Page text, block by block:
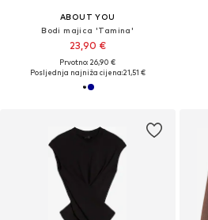
ABOUT YOU
Bodi majica 'Tamina'
23,90 €
Prvotno: 26,90 €
Posljednja najniža cijena:21,51 €